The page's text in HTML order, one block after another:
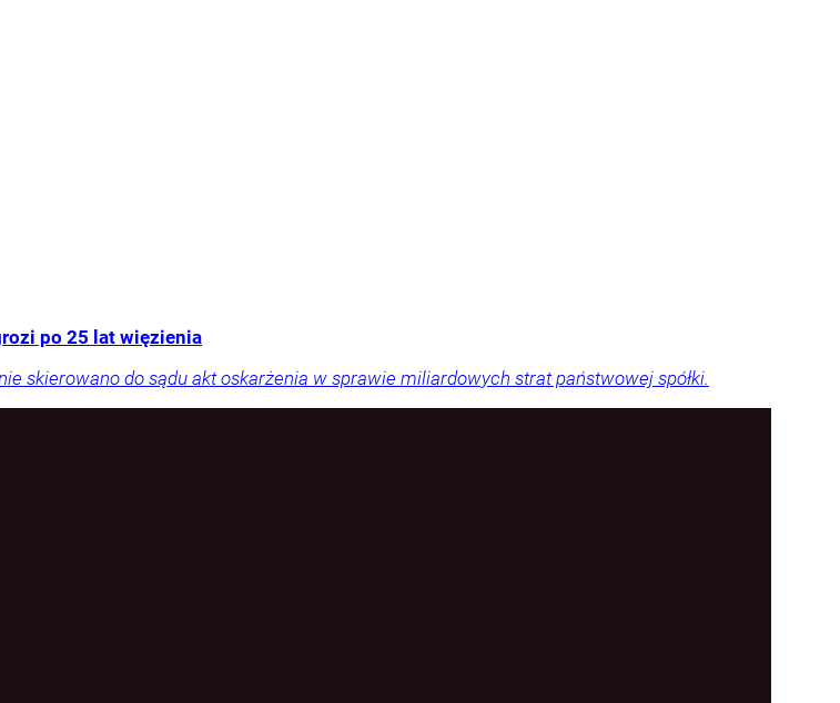
po 25 lat więzienia
skierowano do sądu akt oskarżenia w sprawie miliardowych strat państwowej spółki.